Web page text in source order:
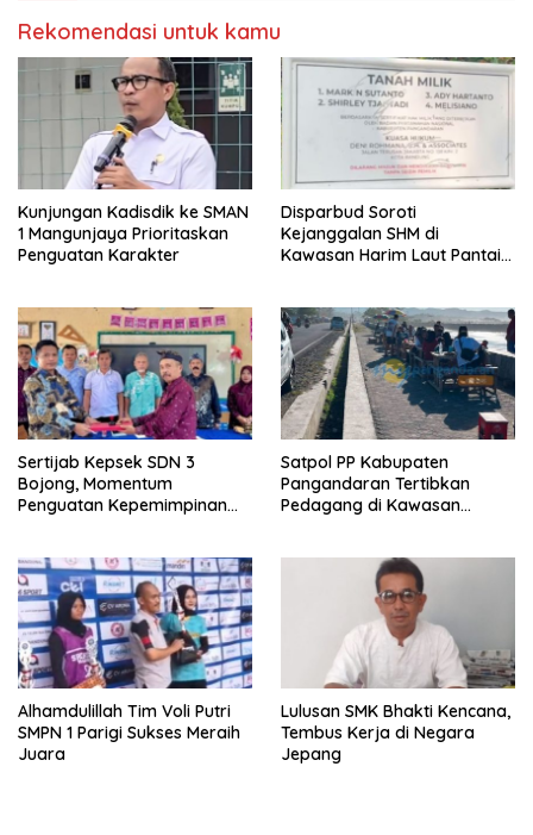
Rekomendasi untuk kamu
Kunjungan Kadisdik ke SMAN
1 Mangunjaya Prioritaskan
Penguatan Karakter
Disparbud Soroti
Kejanggalan SHM di
Kawasan Harim Laut Pantai
Sertijab Kepsek SDN 3
Bojong, Momentum
Penguatan Kepemimpinan
Satpol PP Kabupaten
Pangandaran Tertibkan
Pedagang di Kawasan
Alhamdulillah Tim Voli Putri
SMPN 1 Parigi Sukses Meraih
Juara
Lulusan SMK Bhakti Kencana,
Tembus Kerja di Negara
Jepang